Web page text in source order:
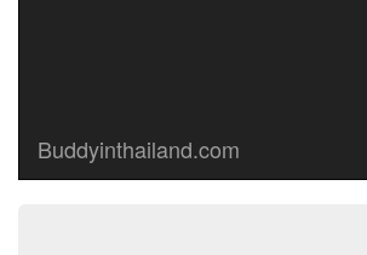
Buddyinthailand.com